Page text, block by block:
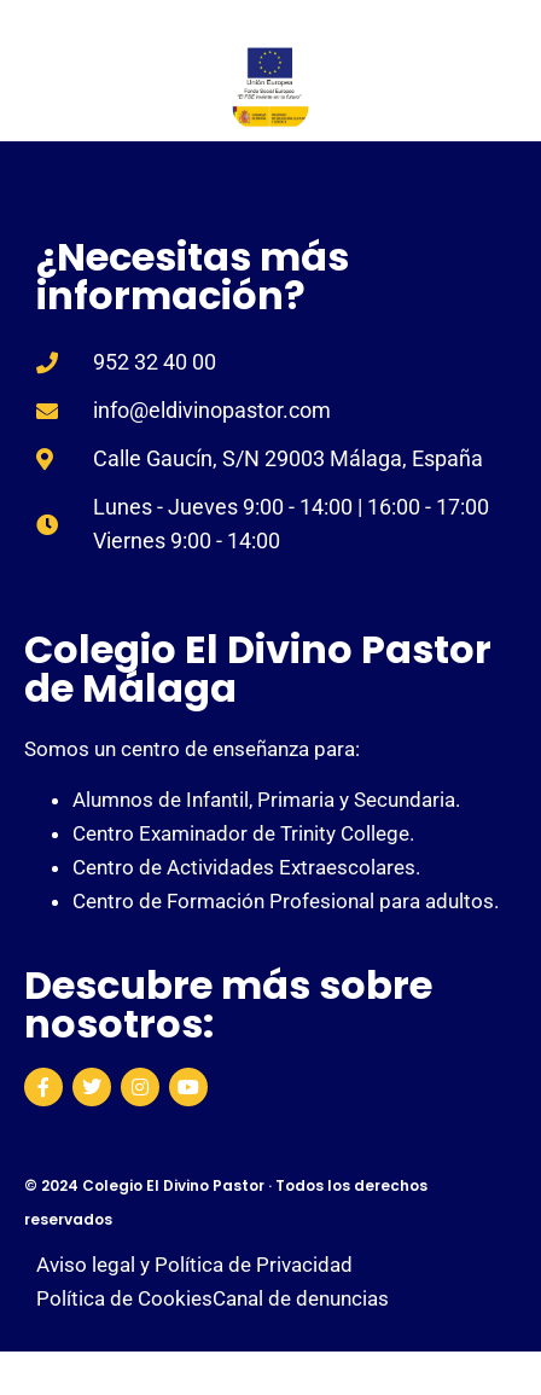
¿Necesitas más
información?
952 32 40 00
info@eldivinopastor.com
Calle Gaucín, S/N 29003 Málaga, España
Lunes - Jueves 9:00 - 14:00 | 16:00 - 17:00
Viernes 9:00 - 14:00
Colegio El Divino Pastor
de Málaga
Somos un centro de enseñanza para:
Alumnos de Infantil, Primaria y Secundaria.
Centro Examinador de Trinity College.
Centro de Actividades Extraescolares.
Centro de Formación Profesional para adultos.
Descubre más sobre
nosotros:
© 2024 Colegio El Divino Pastor · Todos los derechos
reservados
Aviso legal y Política de Privacidad
Política de CookiesCanal de denuncias